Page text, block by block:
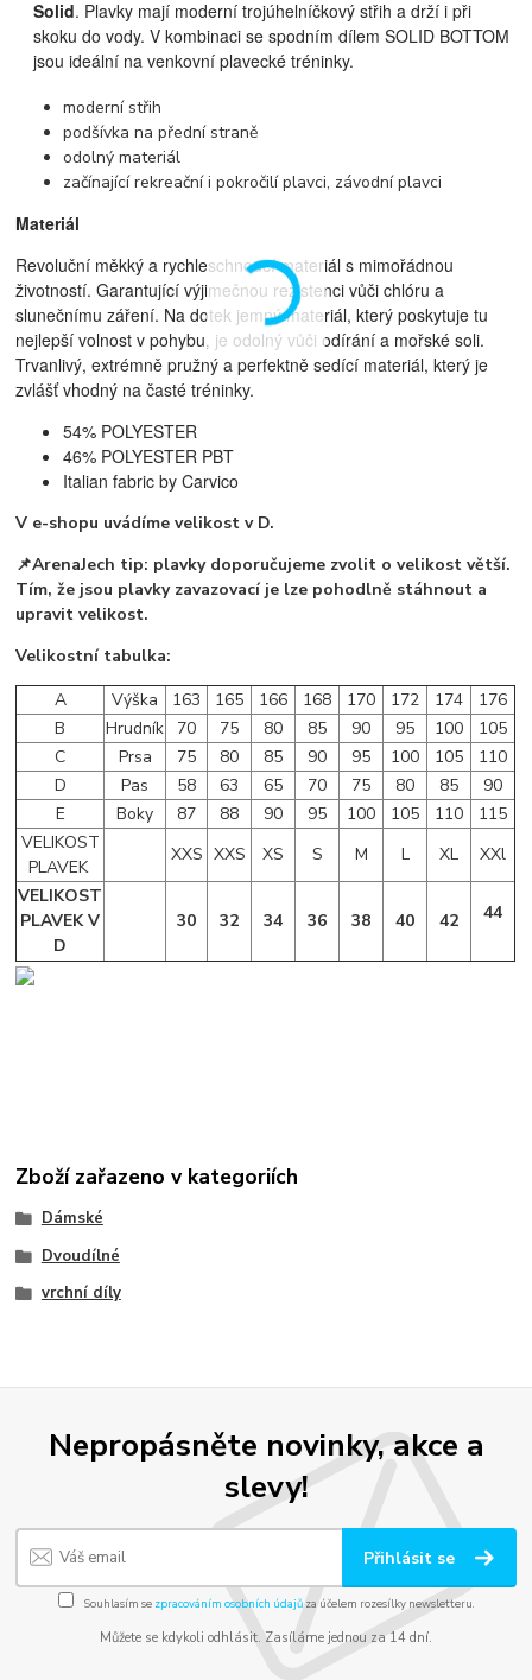
Solid. Plavky mají moderní trojúhelníčkový střih a drží i při
skoku do vody. V kombinaci se spodním dílem SOLID BOTTOM
jsou ideální na venkovní plavecké tréninky.
moderní střih
podšívka na přední straně
odolný materiál
začínající rekreační i pokročilí plavci, závodní plavci
Materiál
Revoluční měkký a rychleschnoucí materiál s mimořádnou
životností. Garantující výjimečnou rezistenci vůči chlóru a
slunečnímu záření. Na dotek jemný materiál, který poskytuje tu
nejlepší volnost v pohybu, je odolný vůči odírání a mořské soli.
Trvanlivý, extrémně pružný a perfektně sedící materiál, který je
zvlášť vhodný na časté tréninky.
54% POLYESTER
46% POLYESTER PBT
Italian fabric by Carvico
V e-shopu uvádíme velikost v D.
📌ArenaJech tip: plavky doporučujeme zvolit o velikost větší.
Tím, že jsou plavky zavazovací je lze pohodlně stáhnout a
upravit velikost.
Velikostní tabulka:
A
Výška 163 165 166 168 170 172 174
176
B
Hrudník 70 75 80 85 90 95 100
105
C
Prsa 75 80 85 90 95 100 105
110
D
Pas 58 63 65 70 75 80 85
90
E
Boky 87 88 90 95 100 105 110
115
VELIKOST
PLAVEK
XXS XXS XS S M L XL
XXl
VELIKOST
PLAVEK V
D
30 32 34 36 38 40 42 44
Zboží zařazeno v kategoriích
Dámské
Dvoudílné
vrchní díly
Nepropásněte novinky, akce a
slevy!
Přihlásit se
Souhlasím se zpracováním osobních údajůza účelem rozesílky newsletteru.
Můžete se kdykoli odhlásit. Zasíláme jednou za 14 dní.